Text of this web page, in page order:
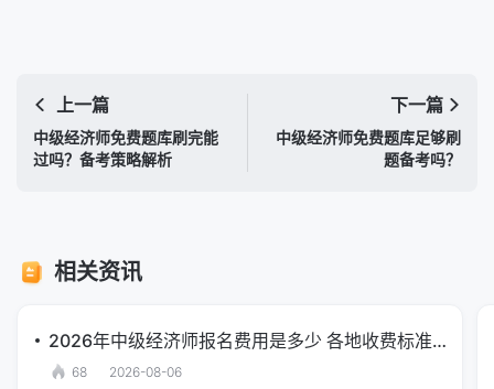
上一篇
中级经济师免费题库刷完能
过吗？备考策略解析
下一篇
中级经济师免费题库足够刷
题备考吗？
相关资讯
2026年中级经济师报名费用是多少 各地收费标准汇总
68 2026-08-06